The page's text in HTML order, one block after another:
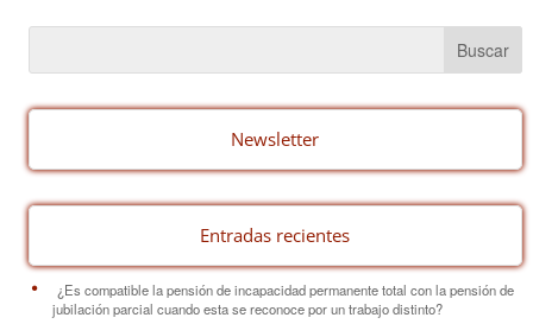
e
b
o
k
e
st
p
ar
tir
Newsletter
Entradas recientes
¿Es compatible la pensión de incapacidad permanente total con la pensión de
jubilación parcial cuando esta se reconoce por un trabajo distinto?